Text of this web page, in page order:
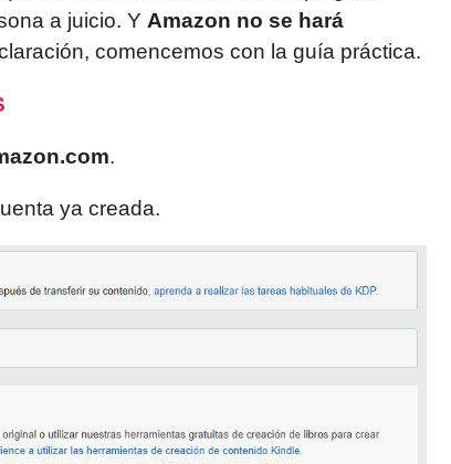
a juicio. Y Amazon no se hará
comencemos con la guía práctica.
.
ya creada.